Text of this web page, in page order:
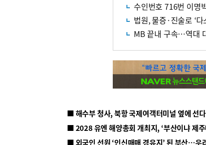
수인번호 716번 이명
법원, 물증·진술로 ‘
MB 끝내 구속…역대
■ 해수부 청사, 북항 국제여객터미널 옆에 선
■ 2028 유엔 해양총회 개최지, ‘부산이냐 제
■ 외국인 선원 ‘인신매매 경유지’ 된 부산…우